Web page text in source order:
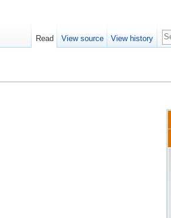
Read View source View history